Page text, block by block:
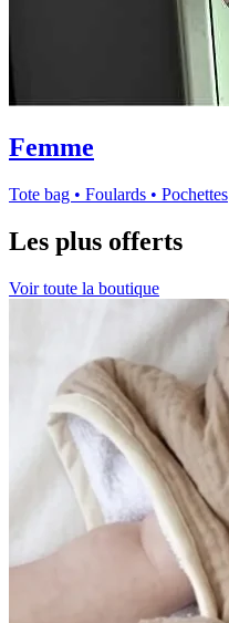
Femme
Tote bag • Foulards • Pochettes
Les plus offerts
Voir toute la boutique